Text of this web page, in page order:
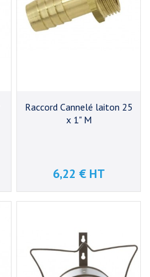
Raccord Cannelé laiton 25
x 1" M
Prix
6,22 € HT